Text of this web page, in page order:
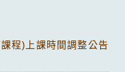
程)上課時間調整公告